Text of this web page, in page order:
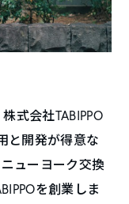
式会社TABIPPO
と開発が得意な
ューヨーク交換
を創業しま